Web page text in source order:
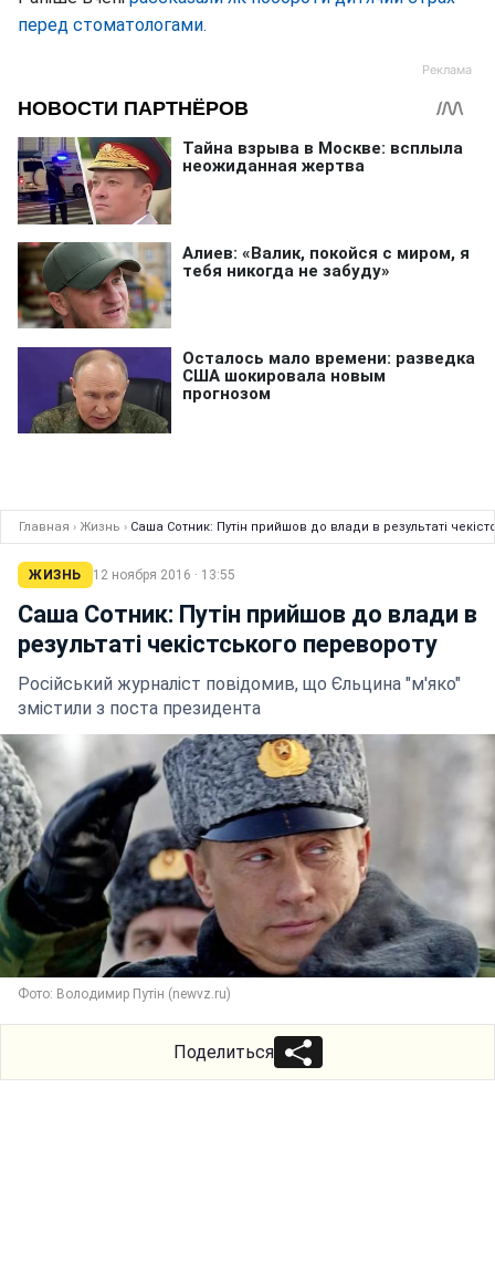
перед стоматологами.
Главная › Жизнь › Саша Сотник: Путін прийшов до влади в результаті
ЖИЗНЬ 12 ноября 2016 · 13:55
Саша Сотник: Путін прийшов до влади в
результаті чекістського перевороту
Російський журналіст повідомив, що Єльцина "м'яко"
змістили з поста президента
Фото: Володимир Путін (newvz.ru)
Поделиться